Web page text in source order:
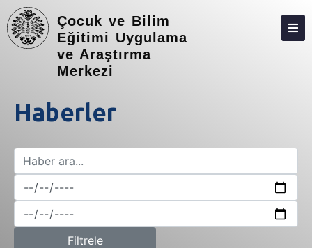
Çocuk ve Bilim
Eğitimi Uygulama
ve Araştırma
Merkezi
HAKKIMIZDA
PERSONEL
FOTO GALERI
İLETIŞIM
ATATÜRK ÜNİVERSİTESİ ÇOCUK ANAYASASI
Haberler
Filtrele